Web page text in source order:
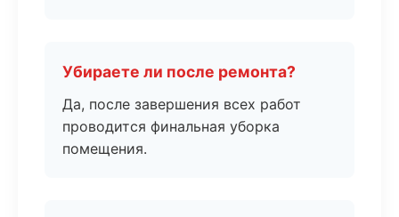
Убираете ли после ремонта?
Да, после завершения всех работ
проводится финальная уборка
помещения.